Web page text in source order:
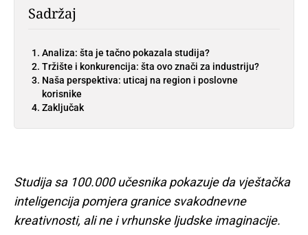
Sadržaj
Analiza: šta je tačno pokazala studija?
Tržište i konkurencija: šta ovo znači za industriju?
Naša perspektiva: uticaj na region i poslovne
korisnike
Zaključak
Studija sa 100.000 učesnika pokazuje da vještačka
inteligencija pomjera granice svakodnevne
kreativnosti, ali ne i vrhunske ljudske imaginacije.